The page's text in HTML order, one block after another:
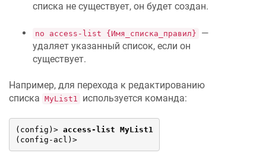
списка не существует, он будет создан.
no access-list {Имя_списка_правил}
—
удаляет указанный список, если он
существует.
Например, для перехода к редактированию
списка MyList1 используется команда:
(config)> access-list MyList1
(config-acl)>